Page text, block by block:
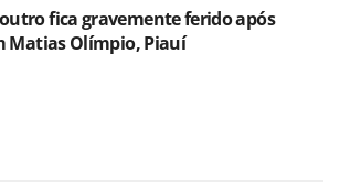
fica gravemente ferido após
Matias Olímpio, Piauí